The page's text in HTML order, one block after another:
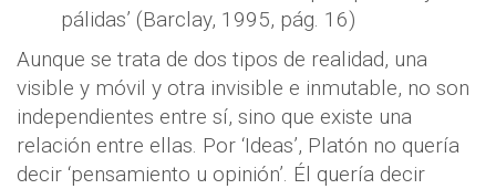
pálidas’ (Barclay, 1995, pág. 16)
Aunque se trata de dos tipos de realidad, una
visible y móvil y otra invisible e inmutable, no son
independientes entre sí, sino que existe una
relación entre ellas. Por ‘Ideas’, Platón no quería
decir ‘pensamiento u opinión’. Él quería decir